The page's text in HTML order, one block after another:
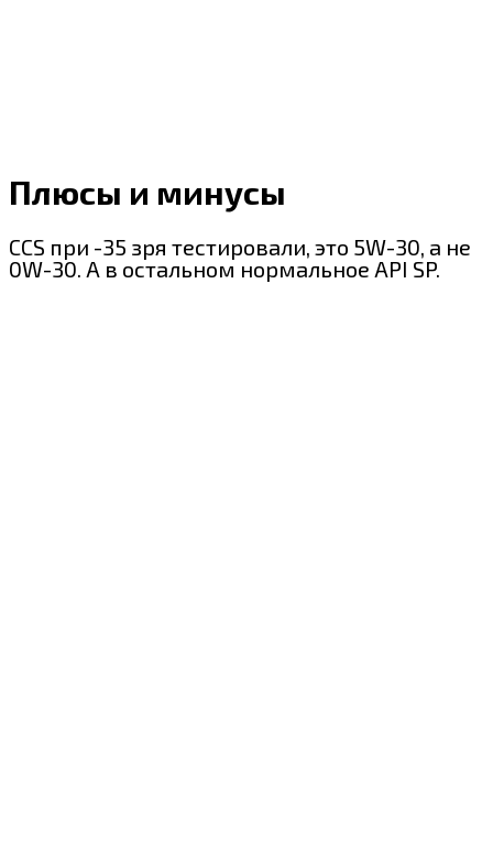
Плюсы и минусы
CCS при -35 зря тестировали, это 5W-30, а не
0W-30. А в остальном нормальное API SP.